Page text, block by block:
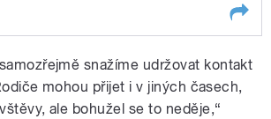
domova v Unhošti se
reportérka
snažíme udržovat kontakt
mohou přijet i v jiných časech,
ale bohužel se to neděje,“